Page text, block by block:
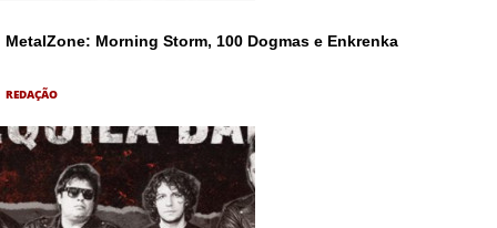
MetalZone: Morning Storm, 100 Dogmas e Enkrenka
REDAÇÃO